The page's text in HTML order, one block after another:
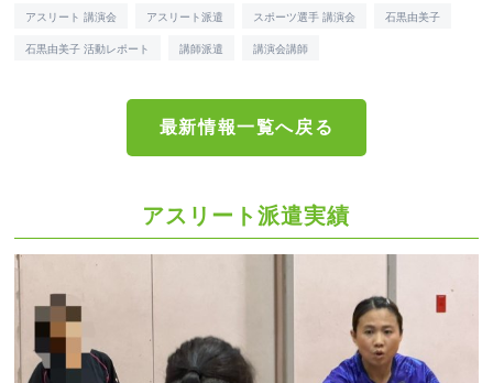
アスリート 講演会 アスリート派遣 スポーツ選手 講演会 石黒由美子
石黒由美子 活動レポート 講師派遣 講演会講師
最新情報一覧へ戻る
アスリート派遣実績